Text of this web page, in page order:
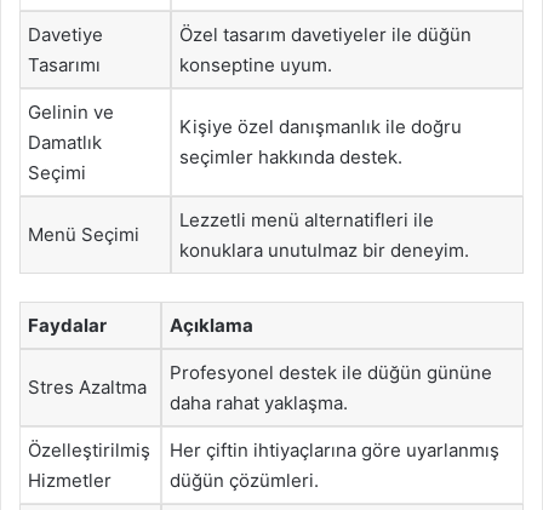
Davetiye
Tasarımı
Özel tasarım davetiyeler ile düğün
konseptine uyum.
Gelinin ve
Damatlık
Seçimi
Kişiye özel danışmanlık ile doğru
seçimler hakkında destek.
Menü Seçimi
Lezzetli menü alternatifleri ile
konuklara unutulmaz bir deneyim.
Faydalar Açıklama
Stres Azaltma
Profesyonel destek ile düğün gününe
daha rahat yaklaşma.
Özelleştirilmiş
Hizmetler
Her çiftin ihtiyaçlarına göre uyarlanmış
düğün çözümleri.